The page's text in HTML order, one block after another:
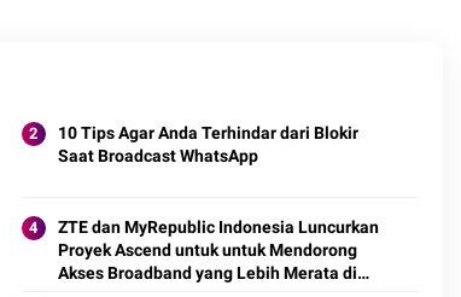
10 Tips Agar Anda Terhindar dari Blokir
Saat Broadcast WhatsApp
ZTE dan MyRepublic Indonesia Luncurkan
Proyek Ascend untuk untuk Mendorong
Akses Broadband yang Lebih Merata di